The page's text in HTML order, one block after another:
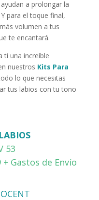
a prolongar la
para el toque final,
volumen a tus
te encantará.
ti una increíble
nuestros Kits Para
lo que necesitas
tus labios con tu tono
53
+ Gastos de Envío